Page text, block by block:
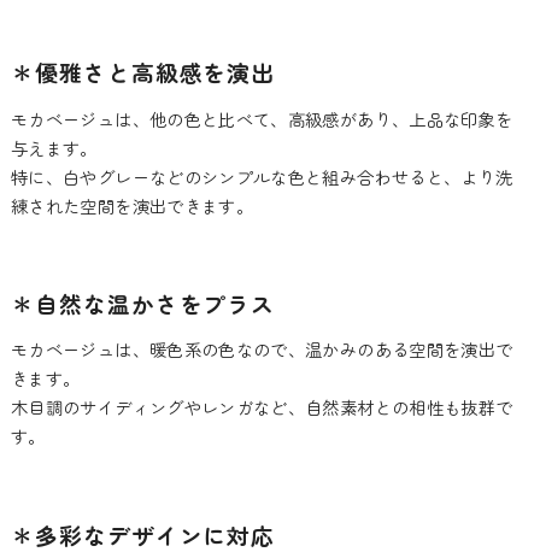
＊優雅さと高級感を演出
モカベージュは、他の色と比べて、高級感があり、上品な印象を
与えます。
特に、白やグレーなどのシンプルな色と組み合わせると、より洗
練された空間を演出できます。
＊自然な温かさをプラス
モカベージュは、暖色系の色なので、温かみのある空間を演出で
きます。
木目調のサイディングやレンガなど、自然素材との相性も抜群で
す。
＊多彩なデザインに対応